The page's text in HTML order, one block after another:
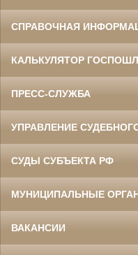
СПРАВОЧНАЯ
КАЛЬКУЛЯТОР
ПРЕСС-СЛУЖБА
УПРАВЛЕНИЕ
СУДЫ СУБЪЕКТА РФ
МУНИЦИПАЛЬНЫЕ
ВАКАНСИИ